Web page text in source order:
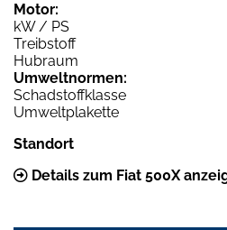
Motor:
kW / PS
Treibstoff
Hubraum
Umweltnormen:
Schadstoffklasse
Umweltplakette
Standort
Details zum Fiat 500X